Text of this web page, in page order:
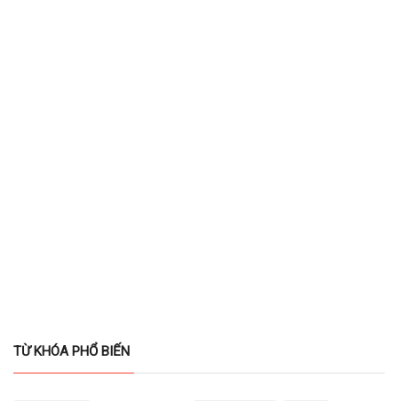
TỪ KHÓA PHỔ BIẾN